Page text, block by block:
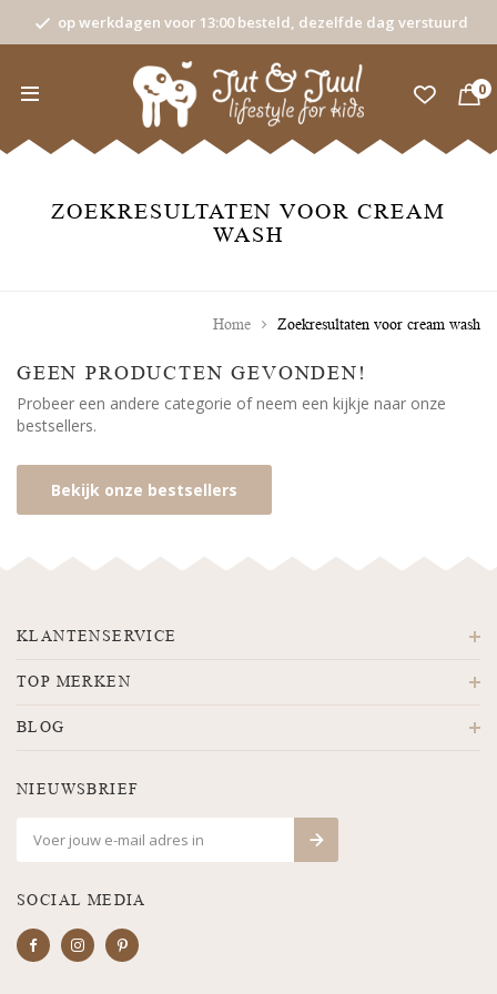
op werkdagen voor 13:00 besteld, dezelfde dag verstuurd
0
ZOEKRESULTATEN VOOR CREAM
WASH
Home Zoekresultaten voor cream wash
GEEN PRODUCTEN GEVONDEN!
Probeer een andere categorie of neem een kijkje naar onze
bestsellers.
Bekijk onze bestsellers
KLANTENSERVICE
TOP MERKEN
BLOG
NIEUWSBRIEF
SOCIAL MEDIA